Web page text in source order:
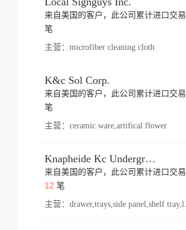
来自美国的客户，此公司累计进口交易
笔
主营： microfiber cleaning cloth
K&c Sol Corp.
来自美国的客户，此公司累计进口交易
笔
主营： ceramic ware,artifical flower
Knapheide Kc Underground
来自美国的客户，此公司累计进口交易
12 笔
主营：